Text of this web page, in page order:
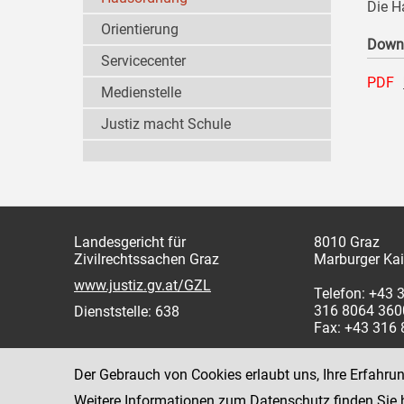
Die
PDF
Orientierung
Servicecenter
Medienstelle
Justiz macht Schule
Landesgericht für
Zivilrechtssachen Graz
www.justiz.gv.at/GZL
Dienststelle: 638
8010 Graz
Marburger
Telefon: +43
316 8064
Fax: +43 316
Der Gebrauch von Cookies erlaubt uns, Ihre